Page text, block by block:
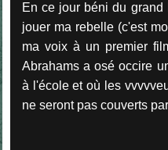
En ce jour béni du
jouer ma rebelle (c'est
ma voix à un premier
Abrahams a osé occire
à l'école et où les
ne seront pas couverts